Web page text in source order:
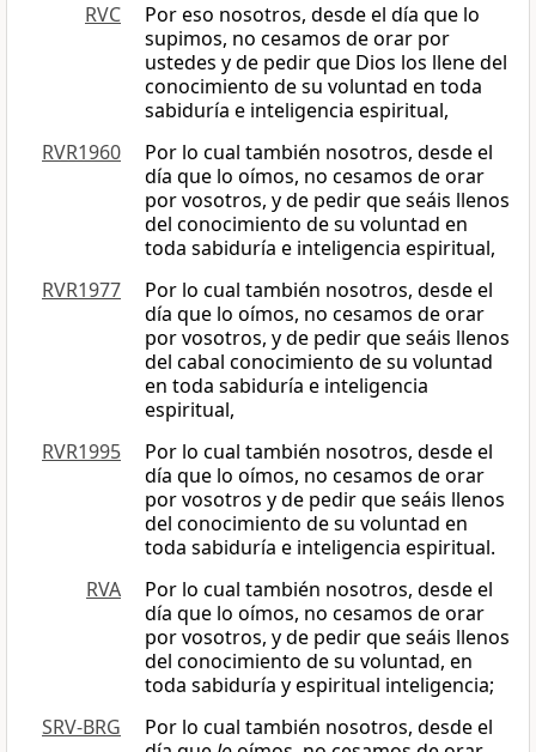
RVC
Por eso nosotros, desde el día que lo
supimos, no cesamos de orar por
ustedes y de pedir que Dios los llene del
conocimiento de su voluntad en toda
sabiduría e inteligencia espiritual,
RVR1960
Por lo cual también nosotros, desde el
día que lo oímos, no cesamos de orar
por vosotros, y de pedir que seáis llenos
del conocimiento de su voluntad en
toda sabiduría e inteligencia espiritual,
RVR1977
Por lo cual también nosotros, desde el
día que lo oímos, no cesamos de orar
por vosotros, y de pedir que seáis llenos
del cabal conocimiento de su voluntad
en toda sabiduría e inteligencia
espiritual,
RVR1995
Por lo cual también nosotros, desde el
día que lo oímos, no cesamos de orar
por vosotros y de pedir que seáis llenos
del conocimiento de su voluntad en
toda sabiduría e inteligencia espiritual.
RVA
Por lo cual también nosotros, desde el
día que lo oímos, no cesamos de orar
por vosotros, y de pedir que seáis llenos
del conocimiento de su voluntad, en
toda sabiduría y espiritual inteligencia;
SRV-BRG
Por lo cual también nosotros, desde el